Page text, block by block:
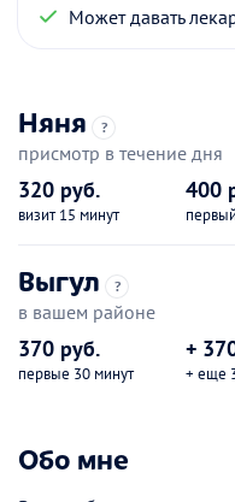
Может давать
Няня ?
присмотр в течение дня
320 руб.
визит 15 минут
400
Выгул ?
в вашем районе
370 руб.
первые 30 минут
+
+ еще
Обо мне